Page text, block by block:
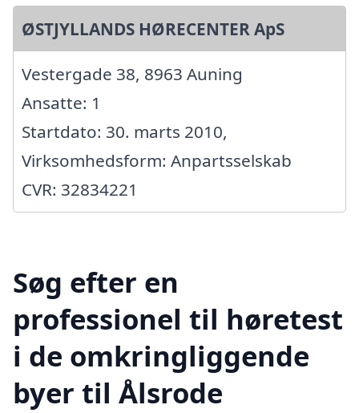
ØSTJYLLANDS HØRECENTER ApS
Vestergade 38, 8963 Auning
Ansatte: 1
Startdato: 30. marts 2010,
Virksomhedsform: Anpartsselskab
CVR: 32834221
Søg efter en
professionel til høretest
i de omkringliggende
byer til Ålsrode